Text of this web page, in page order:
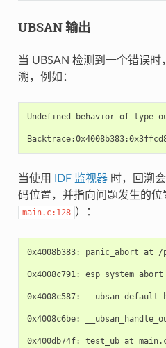
UBSAN 输出
当 UBSAN 检测到一个错误时
溯，例如：
Undefined behavior of type
当使用 IDF 监视器时，回溯
码位置，并指向问题发生的位
main.c:128 ）：
0x4008b383: panic_abort at
0x4008c791:
0x4008c587:
0x4008c6be:
0x400db74f: test_ub at